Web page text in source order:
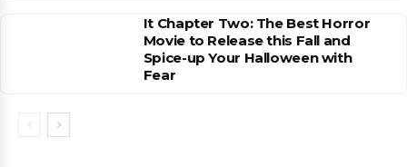
It Chapter Two: The Best Horror
Movie to Release this Fall and
Spice-up Your Halloween with
Fear